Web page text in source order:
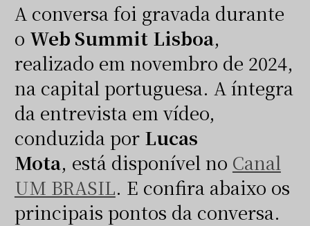
A conversa foi gravada durante
o Web Summit Lisboa,
realizado em novembro de 2024,
na capital portuguesa. A íntegra
da entrevista em vídeo,
conduzida por Lucas
Mota, está disponível no Canal
UM BRASIL. E confira abaixo os
principais pontos da conversa.